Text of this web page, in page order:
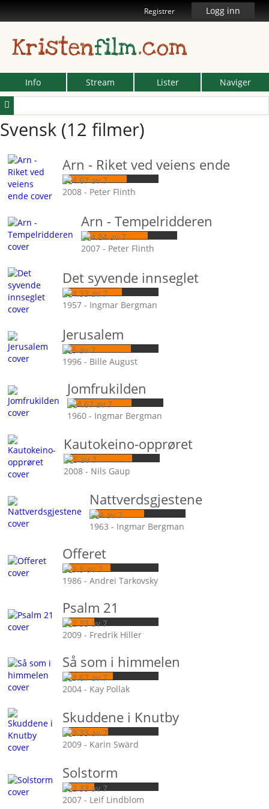
Registrer Logg inn
Kristenfilm.com
Info Stream Lister Naviger
Svensk (12 filmer)
Arn - Riket ved veiens ende
2008 - Peter Flinth
Arn - Tempelridderen
2007 - Peter Flinth
Det syvende innseglet
1957 - Ingmar Bergman
Jerusalem
1996 - Bille August
Jomfrukilden
1960 - Ingmar Bergman
Kautokeino-opprøret
2008 - Nils Gaup
Nattverdsgjestene
1963 - Ingmar Bergman
Offeret
1986 - Andrei Tarkovsky
Psalm 21
2009 - Fredrik Hiller
Så som i himmelen
2004 - Kay Pollak
Skuddene i Knutby
2009 - Karin Swärd
Solstorm
2007 - Leif Lindblom